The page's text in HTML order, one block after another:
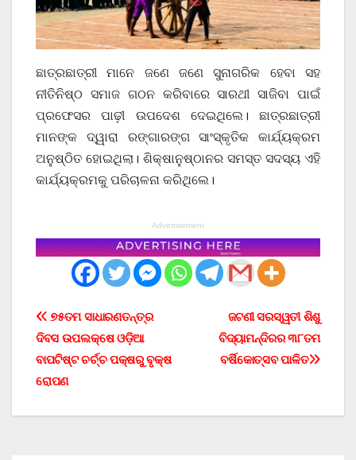
ଛାତ୍ରଛାତ୍ରୀ ମାନେ ଜଣେ ଜଣେ ସୁନାଗରିକ ହେବା ସହ
ନୀତିନିଷ୍ଠ ସମାଜ ଗଠନ କରିବାରେ ସାରଥୀ ସାଜିବା ପାଇଁ
ପ୍ରଫେସର ପାଢ଼ୀ ଉପଦେଶ ଦେଇଥିଲେ। ଛାତ୍ରଛାତ୍ରୀ
ମାନଙ୍କ ଦ୍ୱାରା ରଙ୍ଗାରଙ୍ଗ ସାଂସ୍କୃତିକ କାର୍ଯ୍ୟକ୍ରମ
ଅନୁଷ୍ଠିତ ହୋଇଥିଲା। ଶିକ୍ଷାନୁଷ୍ଠାନର ସମସ୍ତ ସଦସ୍ୟ ଏହି
କାର୍ଯ୍ୟକ୍ରମକୁ ପରିଚାଳନା କରିଥିଲେ।
Advertisement
Post
navigation
ଜଟଣୀ ସରସ୍ୱତୀ ଶିଶୁ
ବିଦ୍ୟାମନ୍ଦିରର ୩୮ତମ
ବର୍ଷିକୋତ୍ସବ ପାଳିତ
୭୫ତମ ସାଧାରଣତନ୍ତ୍ର
ଦିବସ ଉପଲକ୍ଷେ ଓଡ଼ିଆ
ବାପଟିଷ୍ଟ ଚର୍ଚ୍ଚ ପକ୍ଷରୁ ବୃକ୍ଷ
ରୋପଣ